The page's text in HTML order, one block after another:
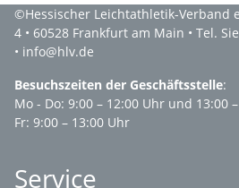
©Hessischer Leichtathletik-Verband
4 • 60528 Frankfurt am Main • Tel.
• info@hlv.de
Besuchszeiten der Geschäftsstelle:
Mo - Do: 9:00 – 12:00 Uhr und 13:00
Fr: 9:00 – 13:00 Uhr
Service